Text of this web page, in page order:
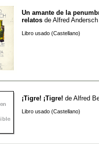
Un amante de la
relatos de Alfred Andersch
Libro usado (Castellano)
¡Tigre! ¡Tigre! de Alfred
Libro usado (Castellano)